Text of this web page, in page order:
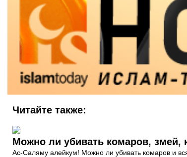
Читайте также:
Можно ли убивать комаров, змей,
Ас-Саляму алейкум! Можно ли убивать комаров и